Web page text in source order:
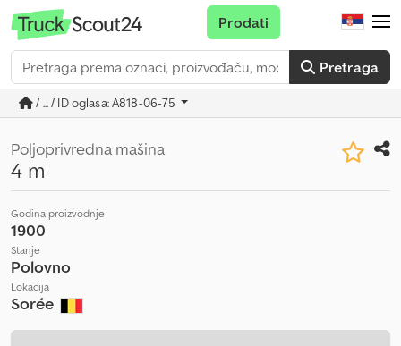
Pretraga
Prodati
/ ... / ID oglasa: A818-06-75
Poljoprivredna mašina
4 m
Godina proizvodnje
1900
Stanje
Polovno
Lokacija
Sorée